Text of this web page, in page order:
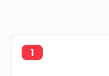
1